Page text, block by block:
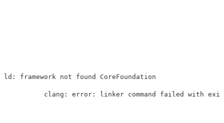
ld: framework not found CoreFoundation
          clang: error: linker
command failed with